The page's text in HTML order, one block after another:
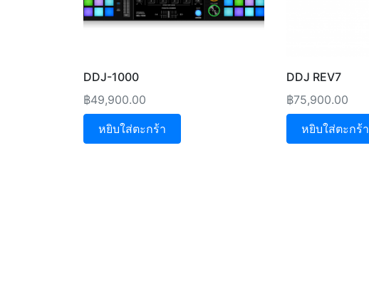
DDJ-1000
฿49,900.00
หยิบใส่ตะกร้า
DDJ REV7
฿75,900.00
หยิบใส่ตะกร้า